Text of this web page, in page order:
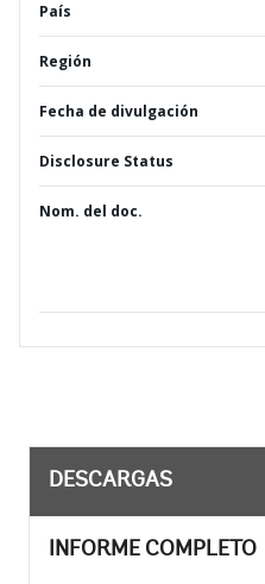
País
Región
Fecha de divulgación
Disclosure Status
Nom. del doc.
DESCARGAS
INFORME COMPLETO